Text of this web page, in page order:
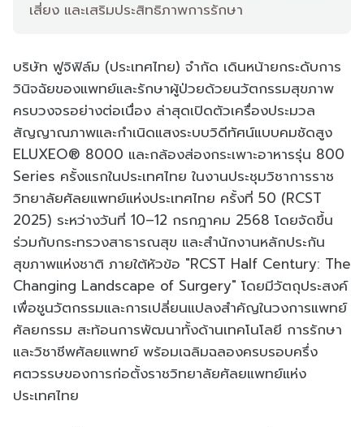
เสี่ยง และเสริมประสิทธิภาพการรักษา
บริษัท ฟูจิฟิล์ม (ประเทศไทย) จำกัด เดินหน้ายกระดับการ
วินิจฉัยของแพทย์และรักษาผู้ป่วยด้วยนวัตกรรมสุขภาพ
ครบวงจรอย่างต่อเนื่อง ล่าสุดเปิดตัวเครื่องประมวล
สัญญาณภาพและกำเนิดแสงระบบวิดีทัศน์แบบคมชัดสูง
ELUXEO® 8000 และกล้องส่องกระเพาะอาหารรุ่น 800
Series ครั้งแรกในประเทศไทย ในงานประชุมวิชาการราช
วิทยาลัยศัลยแพทย์แห่งประเทศไทย ครั้งที่ 50 (RCST
2025) ระหว่างวันที่ 10–12 กรกฎาคม 2568 โดยจัดขึ้น
ร่วมกับกระทรวงสาธารณสุข และสำนักงานหลักประกัน
สุขภาพแห่งชาติ ภายใต้หัวข้อ "RCST Half Century: The
Changing Landscape of Surgery" โดยมีวัตถุประสงค์
เพื่อชูนวัตกรรมและการเปลี่ยนแปลงสำคัญในวงการแพทย์
ศัลยกรรม สะท้อนการพัฒนาทั้งด้านเทคโนโลยี การรักษา
และวิชาชีพศัลยแพทย์ พร้อมเฉลิมฉลองครบรอบครึ่ง
ศตวรรษของการก่อตั้งราชวิทยาลัยศัลยแพทย์แห่ง
ประเทศไทย